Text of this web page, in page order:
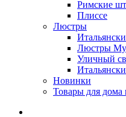
Римские
Плиссе
Люстры
Люстры
Уличный
Новинки
Товары для дома